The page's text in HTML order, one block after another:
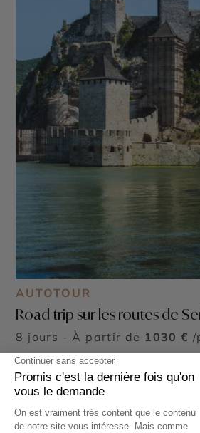
AUTOTOUR
Road trip sur les routes de
8 jours - À partir de 1030 € /
Belgrade - Novi Sad - Subotica -
Petrovaradin - Vieille ville de
de Belgrade - Musée Nikola
Palais des Médailles - Fruška
de Kopaonik - Parc national de
Studenica - Vrnjačka Banja